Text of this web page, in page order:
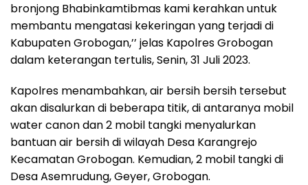
bronjong Bhabinkamtibmas kami kerahkan untuk
membantu mengatasi kekeringan yang terjadi di
Kabupaten Grobogan,’’ jelas Kapolres Grobogan
dalam keterangan tertulis, Senin, 31 Juli 2023.
Kapolres menambahkan, air bersih bersih tersebut
akan disalurkan di beberapa titik, di antaranya mobil
water canon dan 2 mobil tangki menyalurkan
bantuan air bersih di wilayah Desa Karangrejo
Kecamatan Grobogan. Kemudian, 2 mobil tangki di
Desa Asemrudung, Geyer, Grobogan.